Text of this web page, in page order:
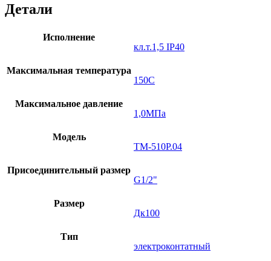
Детали
Исполнение
кл.т.1,5 IP40
Максимальная температура
150C
Максимальное давление
1,0МПа
Модель
ТМ-510Р.04
Присоединительный размер
G1/2"
Размер
Дк100
Тип
электроконтатный